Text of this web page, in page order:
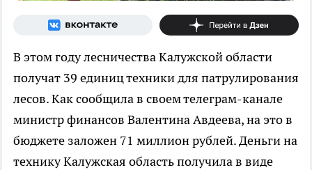
В этом году лесничества Калужской области
получат 39 единиц техники для патрулирования
лесов. Как сообщила в своем телеграм-канале
министр финансов Валентина Авдеева, на это в
бюджете заложен 71 миллион рублей. Деньги на
технику Калужская область получила в виде